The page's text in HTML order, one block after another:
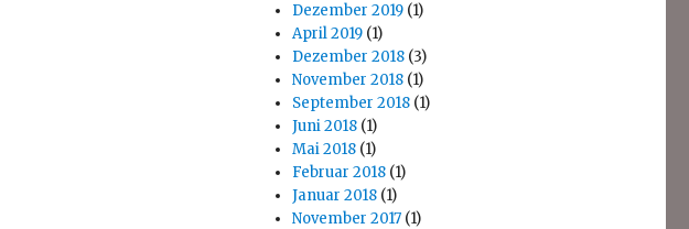
Dezember 2019 (1)
April 2019 (1)
Dezember 2018 (3)
November 2018 (1)
September 2018 (1)
Juni 2018 (1)
Mai 2018 (1)
Februar 2018 (1)
Januar 2018 (1)
November 2017 (1)